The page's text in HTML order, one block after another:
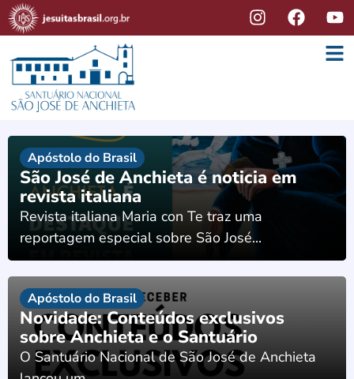
Apóstolo do Brasil
São José de Anchieta é noticia em
revista italiana
Revista italiana Maria con Te traz uma
reportagem especial sobre São José...
Apóstolo do Brasil
Novidade: Conteúdos exclusivos
sobre Anchieta e o Santuário
O Santuário Nacional de São José de Anchieta